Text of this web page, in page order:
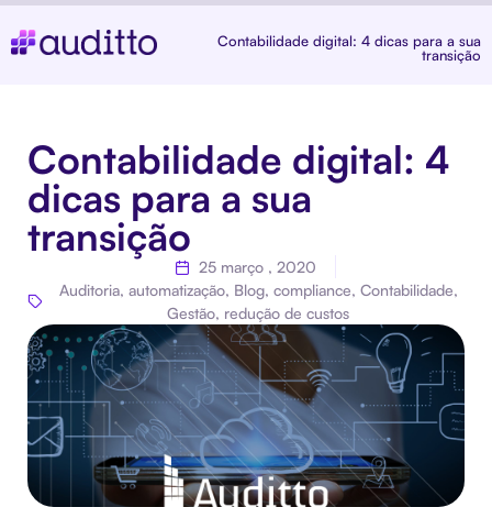
Contabilidade digital: 4 dicas para a sua
transição
Contabilidade digital: 4
dicas para a sua
transição
25 março , 2020
Auditoria, automatização, Blog, compliance, Contabilidade,
Gestão, redução de custos